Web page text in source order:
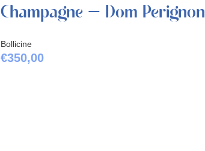
Champagne – Dom Perignon
Bollicine
€350,00